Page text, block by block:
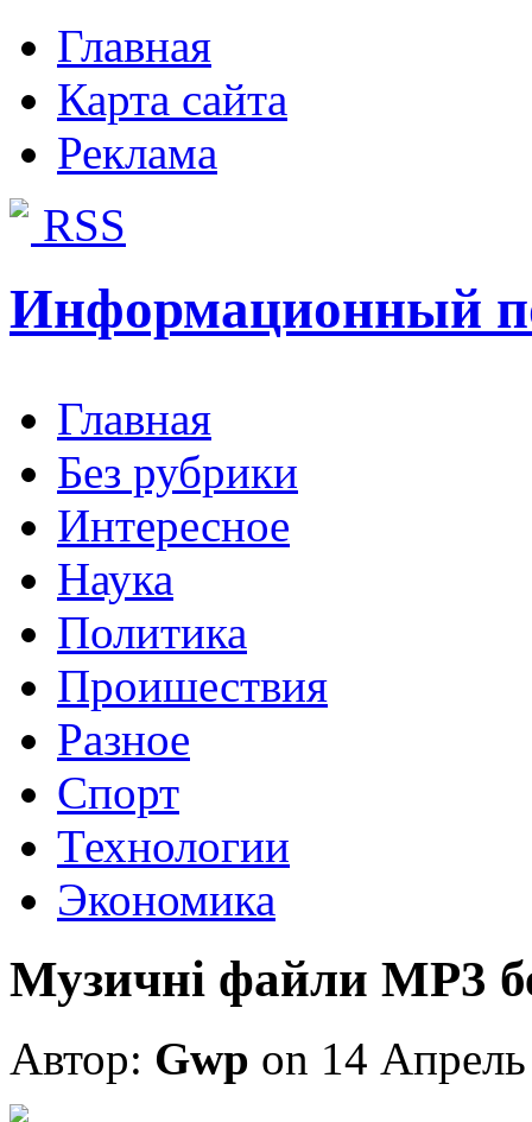
Главная
Карта сайта
Реклама
RSS
Информационный
Главная
Без рубрики
Интересное
Наука
Политика
Проишествия
Разное
Спорт
Технологии
Экономика
Музичні файли MP3
Автор: Gwp on 14